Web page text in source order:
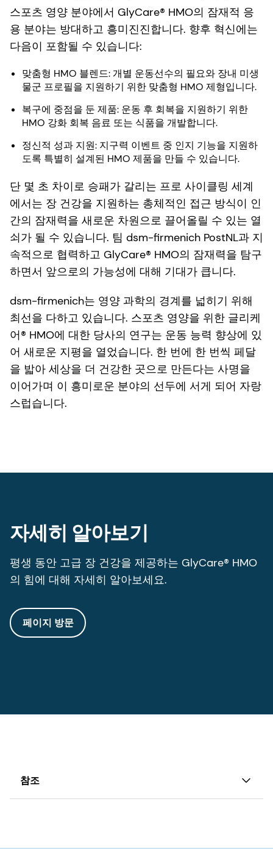
스포츠 영양 분야에서 GlyCare® HMO의 잠재적 응
용 분야는 방대하고 흥미진진합니다. 향후 혁신에는
다음이 포함될 수 있습니다:
맞춤형 HMO 블렌드: 개별 운동선수의 필요와 장내 미생
물군 프로필을 지원하기 위한 맞춤형 HMO 제형입니다.
복구에 중점을 둔 제품: 운동 후 회복을 지원하기 위한
HMO 강화 회복 음료 또는 식품을 개발합니다.
정신적 성과 지원: 지구력 이벤트 중 인지 기능을 지원하
도록 특별히 설계된 HMO 제품을 만들 수 있습니다.
단 몇 초 차이로 승패가 갈리는 프로 사이클링 세계
에서는 장 건강을 지원하는 총체적인 접근 방식이 인
간의 잠재력을 새로운 차원으로 끌어올릴 수 있는 열
쇠가 될 수 있습니다. 팀 dsm-firmenich PostNL과 지
속적으로 협력하고 GlyCare® HMO의 잠재력을 탐구
하면서 앞으로의 가능성에 대해 기대가 큽니다.
dsm-firmenich는 영양 과학의 경계를 넓히기 위해
최선을 다하고 있습니다. 스포츠 영양을 위한 글리케
어® HMO에 대한 당사의 연구는 운동 능력 향상에 있
어 새로운 지평을 열었습니다. 한 번에 한 번씩 페달
을 밟아 세상을 더 건강한 곳으로 만든다는 사명을
이어가며 이 흥미로운 분야의 선두에 서게 되어 자랑
스럽습니다.
자세히 알아보기
평생 동안 고급 장 건강을 제공하는 GlyCare® HMO
의 힘에 대해 자세히 알아보세요.
페이지 방문
참조